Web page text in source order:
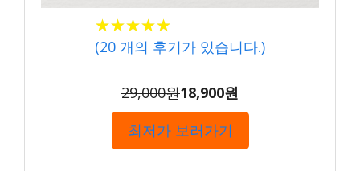
★★★★★
★★★★★
(20 개의 후기가 있습니다.)
29,000원18,900원
최저가 보러가기